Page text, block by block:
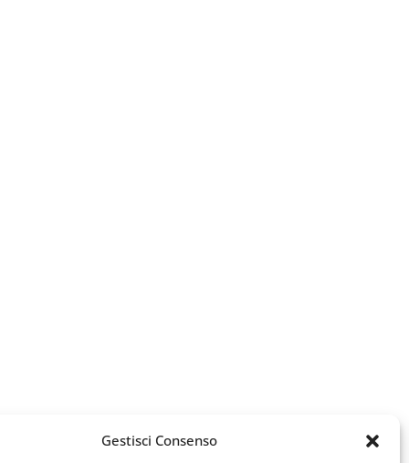
Gestisci Consenso